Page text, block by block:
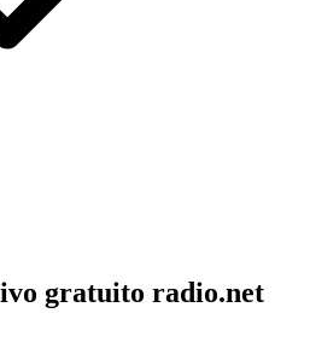
gratuito radio.net